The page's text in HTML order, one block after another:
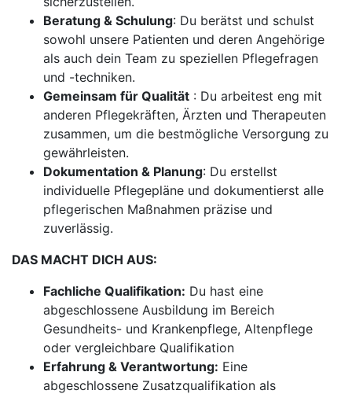
Beratung & Schulung: Du berätst und schulst
sowohl unsere Patienten und deren Angehörige
als auch dein Team zu speziellen Pflegefragen
und -techniken.
Gemeinsam für Qualität : Du arbeitest eng mit
anderen Pflegekräften, Ärzten und Therapeuten
zusammen, um die bestmögliche Versorgung zu
gewährleisten.
Dokumentation & Planung: Du erstellst
individuelle Pflegepläne und dokumentierst alle
pflegerischen Maßnahmen präzise und
zuverlässig.
DAS MACHT DICH AUS:
Fachliche Qualifikation: Du hast eine
abgeschlossene Ausbildung im Bereich
Gesundheits- und Krankenpflege, Altenpflege
oder vergleichbare Qualifikation
Erfahrung & Verantwortung: Eine
abgeschlossene Zusatzqualifikation als